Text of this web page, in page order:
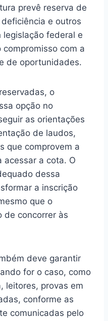
prevê reserva de
e outros
legislação federal e
com a
de oportunidades.
o
opção no
as orientações
de laudos,
que comprovem a
acessar a cota. O
dessa
a inscrição
que o
de concorrer às
deve garantir
for o caso, como
leitores, provas em
conforme as
comunicadas pelo